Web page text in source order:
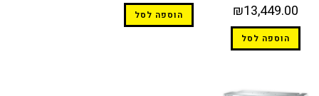
₪13,449.00
הוספה לסל
הוספה לסל